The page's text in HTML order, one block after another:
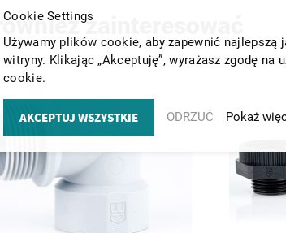
zainteresować
Cookie Settings
Używamy plików cookie, aby zapewnić najlepszą
witryny. Klikając „Akceptuję”, wyrażasz zgodę na
cookie.
AKCEPTUJ WSZYSTKIE ODRZUĆ Pokaż